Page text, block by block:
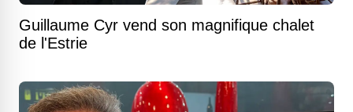
Guillaume Cyr vend son magnifique chalet
de l'Estrie